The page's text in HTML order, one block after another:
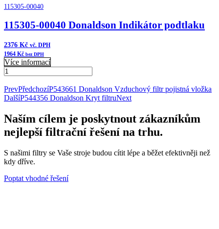
115305-00040
115305-00040 Donaldson Indikátor podtlaku
2376 Kč vč. DPH
1964 Kč bez DPH
Více informací
115305-
Donaldson
Indikátor
množství
PrevPředchozíP543661 Donaldson Vzduchový filtr pojistná vložka
DalšíP544356 Donaldson Kryt filtruNext
Naším cílem je poskytnout zákazníkům
nejlepší filtrační řešení na trhu.
S našimi filtry se Vaše stroje budou cítit lépe a běžet efektivněji než
kdy dříve.
Poptat vhodné řešení